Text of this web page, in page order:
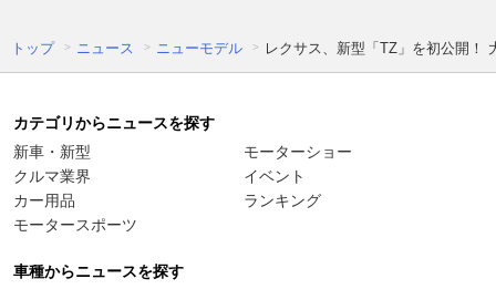
トップ ニュース ニューモデル レクサス、新型「TZ」を初公開！
カテゴリからニュースを探す
新車・新型
クルマ業界
カー用品
モータースポーツ
モーターショー
イベント
ランキング
車種からニュースを探す